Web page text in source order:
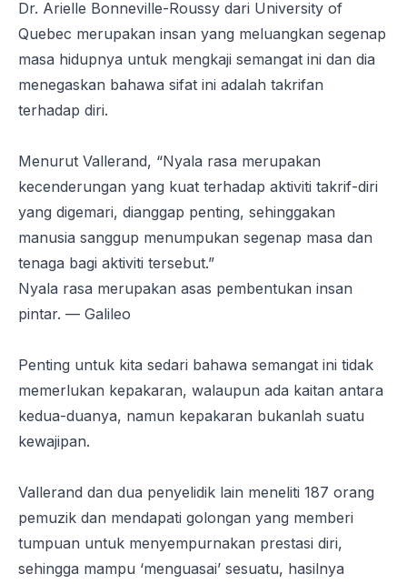
Dr. Arielle Bonneville-Roussy dari University of
Quebec merupakan insan yang meluangkan segenap
masa hidupnya untuk mengkaji semangat ini dan dia
menegaskan bahawa sifat ini adalah takrifan
terhadap diri.
Menurut Vallerand, “Nyala rasa merupakan
kecenderungan yang kuat terhadap aktiviti takrif-diri
yang digemari, dianggap penting, sehinggakan
manusia sanggup menumpukan segenap masa dan
tenaga bagi aktiviti tersebut.”
Nyala rasa merupakan asas pembentukan insan
pintar. — Galileo
Penting untuk kita sedari bahawa semangat ini tidak
memerlukan kepakaran, walaupun ada kaitan antara
kedua-duanya, namun kepakaran bukanlah suatu
kewajipan.
Vallerand dan dua penyelidik lain meneliti 187 orang
pemuzik dan mendapati golongan yang memberi
tumpuan untuk menyempurnakan prestasi diri,
sehingga mampu ‘menguasai’ sesuatu, hasilnya